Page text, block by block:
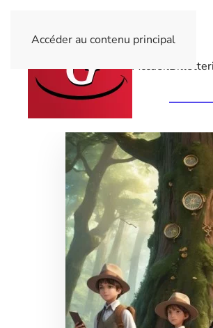
Accéder au contenu principal
Accueil